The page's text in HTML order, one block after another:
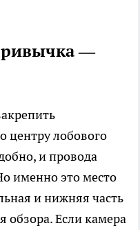
—
центру лобового
и провода
именно это место
и нижняя часть
обзора. Если камера